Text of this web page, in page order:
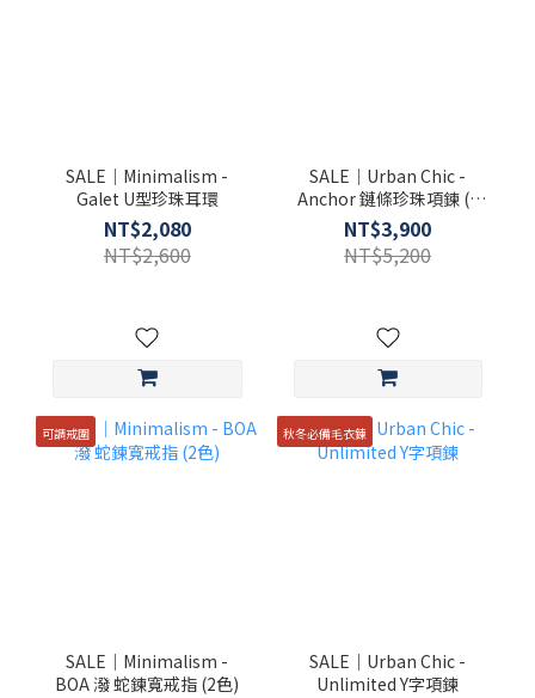
SALE｜Minimalism -
Galet U型珍珠耳環
NT$2,080
NT$2,600
SALE｜Urban Chic -
Anchor 鏈條珍珠項鍊 (2
色)
NT$3,900
NT$5,200
可調戒圍
SALE｜Minimalism -
BOA 潑 蛇鍊寬戒指 (2色)
秋冬必備毛衣鍊
SALE｜Urban Chic -
Unlimited Y字項鍊